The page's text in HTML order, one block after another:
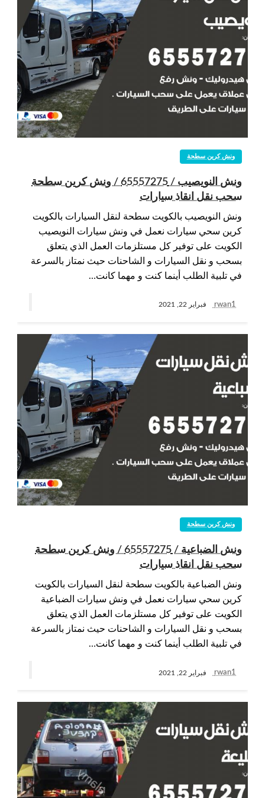
ونش كرين سطحة
ونش النويصيب / 65557275 / ونش كرين سطحة
سحب نقل انقاذ سيارات
ونش النويصيب بالكويت سطحة لنقل السيارات بالكويت
كرين سحي سيارات نعمل في ونش سيارات النويصيب
الكويت على توفير كل مستلزمات العمل الذي يتعلق
بسحب و نقل السيارات و الشاحنات حيث نمتاز بالسرعة
في تلبية الطلب أينما كنت و مهما كانت…
rwan1 فبراير 22, 2021
ونش كرين سطحة
ونش الضباعية / 65557275 / ونش كرين سطحة
سحب نقل انقاذ سيارات
ونش الضباعية بالكويت سطحة لنقل السيارات بالكويت
كرين سحي سيارات نعمل في ونش سيارات الضباعية
الكويت على توفير كل مستلزمات العمل الذي يتعلق
بسحب و نقل السيارات و الشاحنات حيث نمتاز بالسرعة
في تلبية الطلب أينما كنت و مهما كانت…
rwan1 فبراير 22, 2021